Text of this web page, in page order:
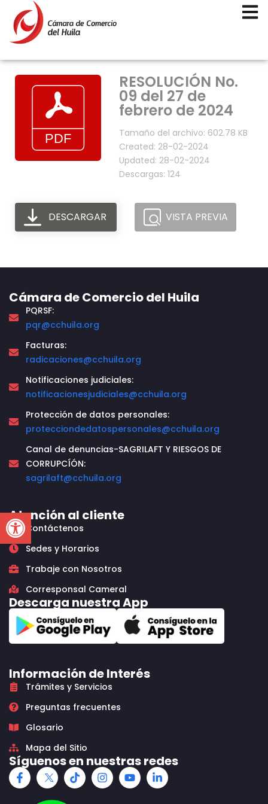
Open toolbar
RESOLUCIÓN No.
09 del 27 de
febrero de 2024
Tamaño del archivo: 602.78 KB
Created: 28-02-2024
Updated: 28-02-2024
Descargas: 124
DESCARGAR VISTA PREVIA
Cámara de Comercio del Huila
PQRSF:
pqr@cchuila.org
Facturas:
radicaciones@cchuila.org
Notificaciones judiciales:
notificacionesjudiciales@cchuila.org
Protección de datos personales:
protecciondedatospersonales@cchuila.org
Canal de denuncias-SAGRILAFT Y RIESGOS DE
CORRUPCÍÓN:
sagrilaft@cchuila.org
Atención al cliente
Contáctenos
Sedes y Horarios
Trabaje con Nosotros
Corresponsal Cameral
Descarga nuestra App
Información de Interés
Trámites y Servicios
Preguntas frecuentes
Glosario
Mapa del Sitio
Síguenos en nuestras redes